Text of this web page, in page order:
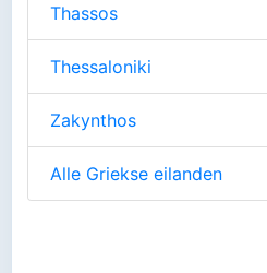
Thassos
Thessaloniki
Zakynthos
Alle Griekse eilanden